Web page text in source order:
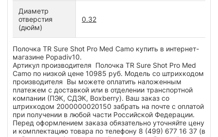
Диаметр
отверстия
(дюйм)
0.32
Полочка TR Sure Shot Pro Med Camo купить в интернет-
магазине Popadiv10.
Артикул производителя Полочка TR Sure Shot Pro Med
Camo по низкой цене 10985 руб. Модель со штрихкодом
производителя Вы можете оплатить наложенным
платежем с доставкой или в отделении транспортной
компании (ПЭК, СДЭК, Boxberry). Ваш заказ со
штрихкодом 2000000020150 забрать на почте с оплатой
при получении в любой части Российской Федерации.
Перед оформлением заказа обязательно уточняйте цену
и комплектацию товара по телефону 8 (499) 677 16 37 (в